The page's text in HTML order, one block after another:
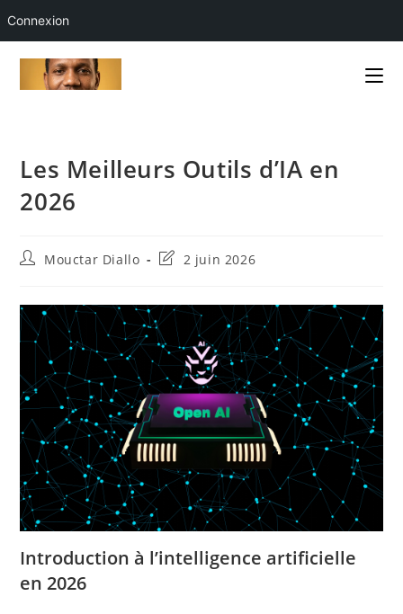
Connexion
Les Meilleurs Outils d’IA en
2026
Auteur/autrice
publication :
Mouctar Diallo
Dernière
la
publication :
2 juin 2026
Introduction à l’intelligence artificielle
en 2026